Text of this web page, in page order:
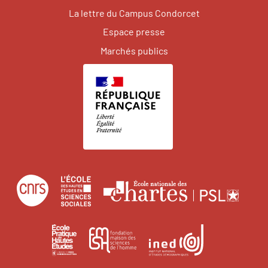
La lettre du Campus Condorcet
Espace presse
Marchés publics
Centre
national
de
la
recherche
École
des
études
École
pratique
Fondation
maison
national